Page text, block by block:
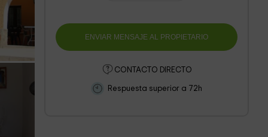
CONTACTO DIRECTO
Respuesta superior a 72h